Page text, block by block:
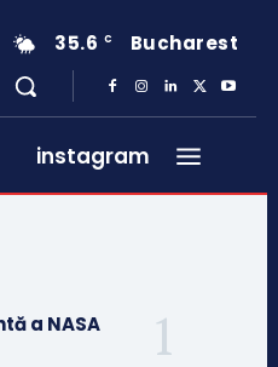
35.6 C Bucharest
instagram
a NASA